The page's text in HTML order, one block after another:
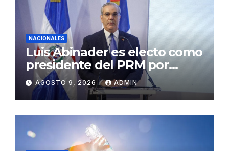
NACIONALES
Luis Abinader es electo como
presidente del PRM por
cuatro años
AGOSTO 9, 2026 ADMIN